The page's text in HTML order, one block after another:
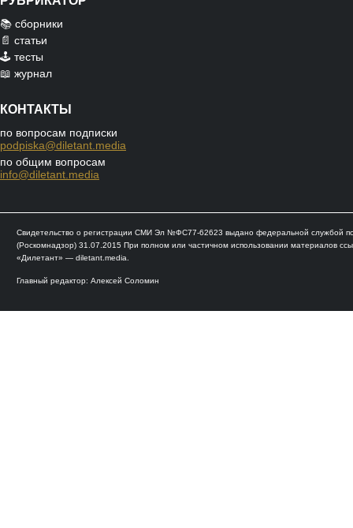
📚 сборники
📄 статьи
🕹️ тесты
📖 журнал
КОНТАКТЫ
по вопросам подписки
podpiska@diletant.media
по общим вопросам
info@diletant.media
Свидетельство о регистрации СМИ Эл №ФС77-62623 выдано федеральной службой
(Роскомнадзор) 31.07.2015 При полном или частичном использовании материалов
«Дилетант» — diletant.media.
Главный редактор: Алексей Соломин